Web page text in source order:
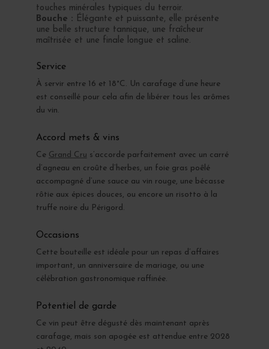
touches minérales typiques du terroir.
Bouche : Élégante et puissante, elle présente
une belle structure tannique, une fraîcheur
maîtrisée et une finale longue et saline.
Service
À servir entre 16 et 18°C. Un carafage d’une heure
est conseillé pour cela afin de libérer tous les arômes
du vin.
Accord mets & vins
Ce Grand Cru s’accorde parfaitement avec un carré
d’agneau en croûte d’herbes, un foie gras poêlé
accompagné d’une sauce au vin rouge, une bécasse
rôtie aux épices douces, ou encore un risotto à la
truffe noire du Périgord.
Occasions
Cette bouteille est idéale pour un repas d’affaires
important, un anniversaire de mariage, ou une
célébration gastronomique raffinée.
Potentiel de garde
Ce vin peut être dégusté dès maintenant après
carafage, mais son apogée est attendue entre 2028